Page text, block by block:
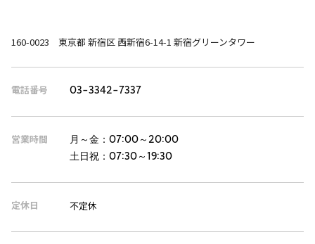
160-0023 東京都 新宿区 西新宿6-14-1 新宿グリーンタワー
電話番号 03-3342-7337
営業時間 月～金：07:00～20:00
土日祝：07:30～19:30
定休日 不定休